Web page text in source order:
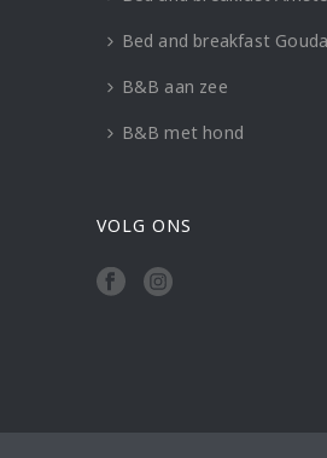
Bed and breakfast Gouda
B&B aan zee
B&B met hond
VOLG ONS